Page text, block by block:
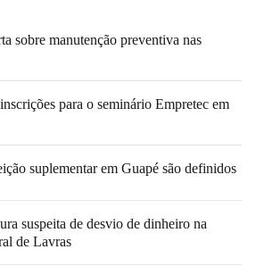
sobre manutenção preventiva nas
para o seminário Empretec em
suplementar em Guapé são definidos
suspeita de desvio de dinheiro na
de Lavras